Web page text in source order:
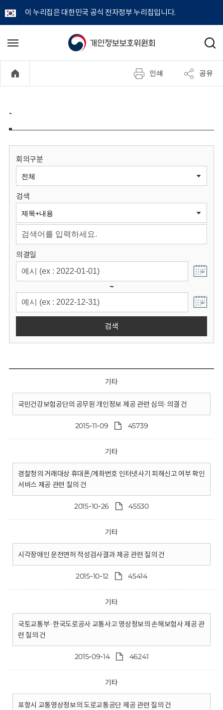
이 누리집은 대한민국 공식 전자정부 누리집입니다.
개
정
보
원
회
메
기
검
인쇄 공유
-
회의구분
검색
의결일
~
검색
기타
국민건강보험공단의 공무원 개인정보 제공 관련 심의·의결 건
2015-11-09 45739
기타
경찰청의 거래대상 휴대폰/계좌번호 인터넷사기 피해신고 여부 확인
서비스 제공 관련 질의 건
2015-10-26 45530
기타
시각장애인 운전면허 적성검사결과 제공 관련 질의 건
2015-10-12 45414
기타
국토교통부·한국도로공사 교통사고 영상정보의 손해보험사 제공 관
련 질의 건
2015-09-14 46241
기타
포항시 교통영상정보의 도로교통공단 제공 관련 질의 건